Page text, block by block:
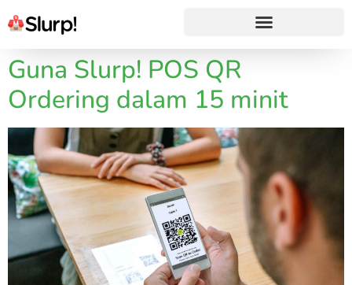
Guna Slurp! POS QR
Ordering dalam 15 minit